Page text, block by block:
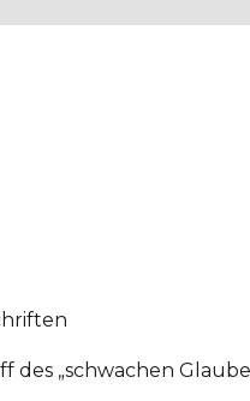
„schwachen